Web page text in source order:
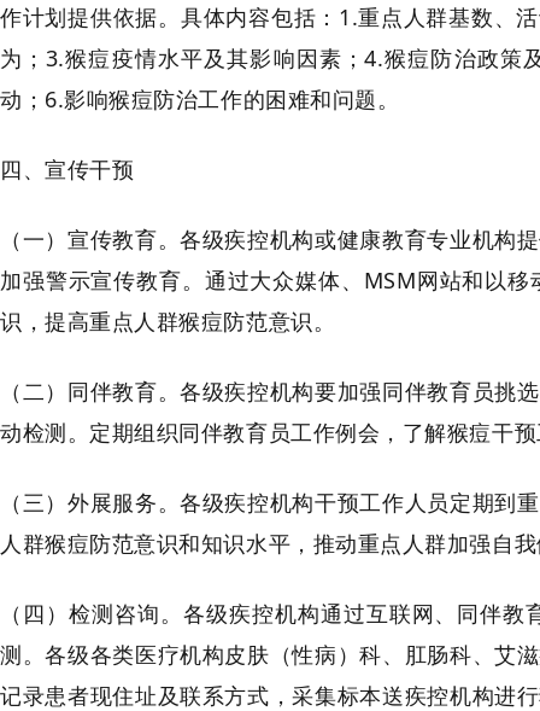
作计划提供依据。具体内容包括：1.重点人群基数、
为；3.猴痘疫情水平及其影响因素；4.猴痘防治政
动；6.影响猴痘防治工作的困难和问题。
四、宣传干预
（一）宣传教育。各级疾控机构或健康教育专业机
加强警示宣传教育。通过大众媒体、MSM网站和以
识，提高重点人群猴痘防范意识。
（二）同伴教育。各级疾控机构要加强同伴教育员
动检测。定期组织同伴教育员工作例会，了解猴痘干
（三）外展服务。各级疾控机构干预工作人员定期
人群猴痘防范意识和知识水平，推动重点人群加强自
（四）检测咨询。各级疾控机构通过互联网、同伴
测。各级各类医疗机构皮肤（性病）科、肛肠科、艾
记录患者现住址及联系方式，采集标本送疾控机构进